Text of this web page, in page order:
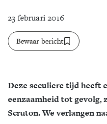
23 februari 2016
Bewaar bericht
Deze seculiere tijd heeft
eenzaamheid tot gevolg,
Scruton. We verlangen